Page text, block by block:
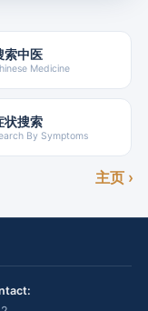
索中医
Medicine
状搜索
By Symptoms
主页 ›